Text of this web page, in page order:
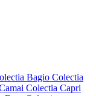
Bagio Colectia
Colectia Capri